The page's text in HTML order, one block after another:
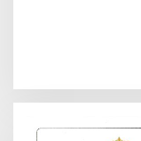
Tari Nusantara